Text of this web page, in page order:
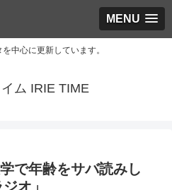
MENU
中心に更新しています。
ム IRIE TIME
で年齢をサバ読みし
オ」